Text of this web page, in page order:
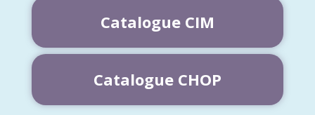
Catalogue CIM
Catalogue CHOP